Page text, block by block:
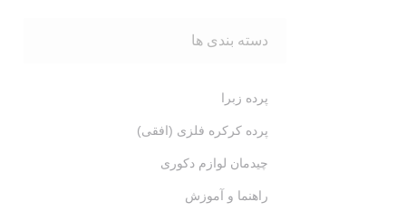
دسته بندی ها
پرده زبرا
پرده کرکره فلزی (افقی)
چیدمان لوازم دکوری
راهنما و آموزش